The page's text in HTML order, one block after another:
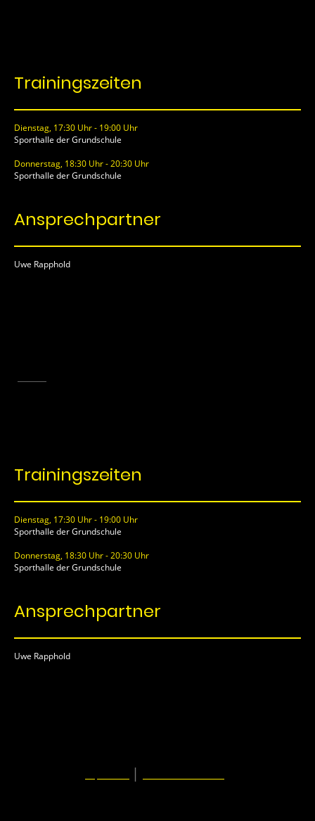
Trainingszeiten
Dienstag, 17:30 Uhr - 19:00 Uhr
Sporthalle der Grundschule
Donnerstag, 18:30 Uhr - 20:30 Uhr
Sporthalle der Grundschule
Ansprechpartner
Uwe Rapphold
Trainingszeiten
Dienstag, 17:30 Uhr - 19:00 Uhr
Sporthalle der Grundschule
Donnerstag, 18:30 Uhr - 20:30 Uhr
Sporthalle der Grundschule
Ansprechpartner
Uwe Rapphold
|